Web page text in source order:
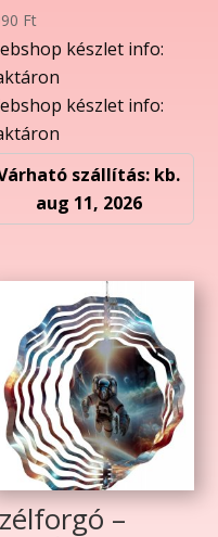
Ft
készlet info:
készlet info:
szállítás: kb.
aug 11, 2026
–